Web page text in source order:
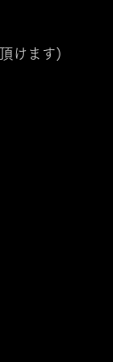
けます)